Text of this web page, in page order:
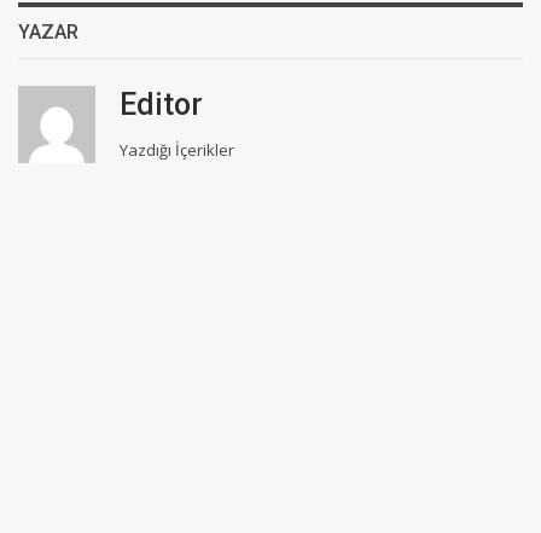
YAZAR
Editor
Yazdığı İçerikler